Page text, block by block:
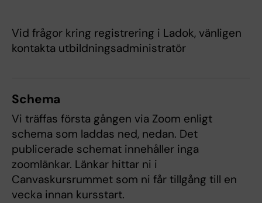
Vid frågor kring registrering i Ladok, vänligen
kontakta utbildningsadministratör
Schema
Vi träffas första gången via Zoom enligt
schema som laddas ned, nedan. Det
publicerade schemat innehåller inga
zoomlänkar. Länkar hittar ni i
Canvaskursrummet som ni får tillgång till en
vecka innan kursstart.